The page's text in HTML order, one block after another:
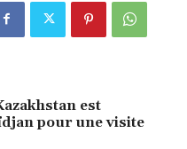
est
pour une visite